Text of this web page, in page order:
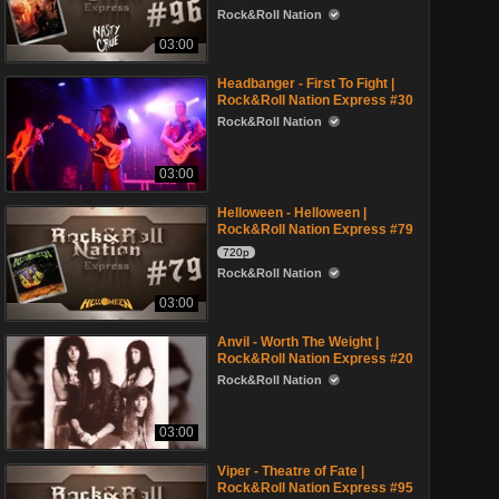
03:00
Rock&Roll Nation
03:00
Headbanger - First To Fight |
Rock&Roll Nation Express #30
Rock&Roll Nation
03:00
Helloween - Helloween |
Rock&Roll Nation Express #79
720p
Rock&Roll Nation
03:00
Anvil - Worth The Weight |
Rock&Roll Nation Express #20
Rock&Roll Nation
Viper - Theatre of Fate |
Rock&Roll Nation Express #95